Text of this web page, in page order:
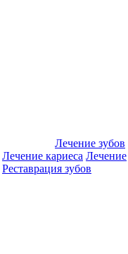
Лечение зубов
Лечение кариеса Лечение
Реставрация зубов